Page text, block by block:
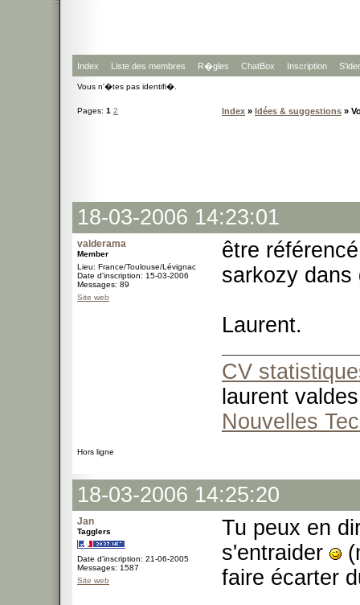
Index Liste des membres R�gles ChatBox Inscription
Vous n'�tes pas identifi�.
Pages: 1 2 Index » Idées & suggestions »
18-03-2006 14:23:01
valderama
Member
Lieu: France/Toulouse/Lévignac
Date d'inscription: 15-03-2006
Messages: 89
Site web
être
sarkozy
Laurent.
CV
laurent
Nouvelles
Hors ligne
18-03-2006 14:25:20
Jan
Tagglers
Date d'inscription: 21-06-2005
Messages: 1587
Site web
Tu peux en
s'entraider
faire écarter